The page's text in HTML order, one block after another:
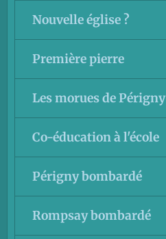
Nouvelle église ?
Première pierre
Les morues de Périgny
Co-éducation à l'école
Périgny bombardé
Rompsay bombardé